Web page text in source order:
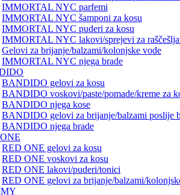
IMMORTAL NYC parfemi
IMMORTAL NYC šamponi za kosu
IMMORTAL NYC puderi za kosu
IMMORTAL NYC lakovi/sprejevi za
Gelovi za brijanje/balzami/kolonjske vode
IMMORTAL NYC njega brade
BANDIDO gelovi za kosu
BANDIDO voskovi/paste/pomade/kreme za
BANDIDO njega kose
BANDIDO gelovi za brijanje/balzami poslije
BANDIDO njega brade
RED ONE gelovi za kosu
RED ONE voskovi za kosu
RED ONE lakovi/puderi/tonici
RED ONE gelovi za brijanje/balzami/